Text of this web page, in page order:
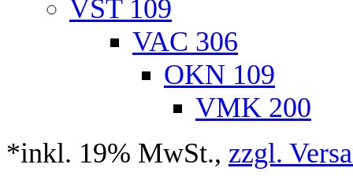
VST 109
VAC 306
OKN 109
VMK 200
*inkl. 19% MwSt., zzgl.